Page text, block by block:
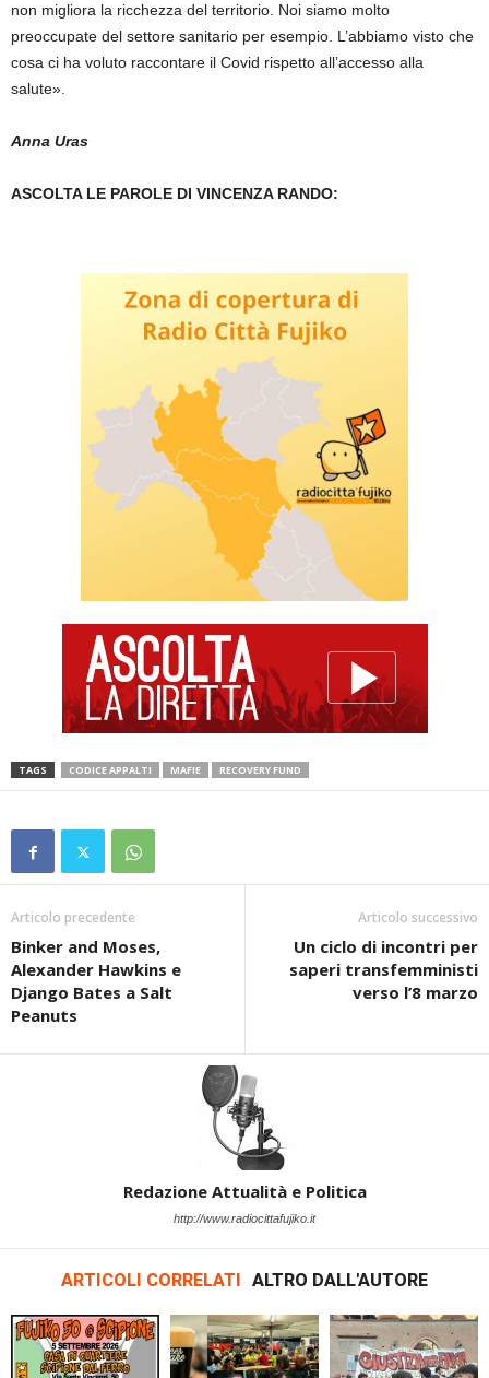
non migliora la ricchezza del territorio. Noi siamo molto
preoccupate del settore sanitario per esempio. L’abbiamo visto che
cosa ci ha voluto raccontare il Covid rispetto all’accesso alla
salute».
Anna Uras
ASCOLTA LE PAROLE DI VINCENZA RANDO:
TAGS CODICE APPALTI MAFIE RECOVERY FUND
Articolo precedente
Binker and Moses,
Alexander Hawkins e
Django Bates a Salt
Peanuts
Articolo successivo
Un ciclo di incontri per
saperi transfemministi
verso l’8 marzo
Redazione Attualità e Politica
http://www.radiocittafujiko.it
ARTICOLI CORRELATI ALTRO DALL'AUTORE